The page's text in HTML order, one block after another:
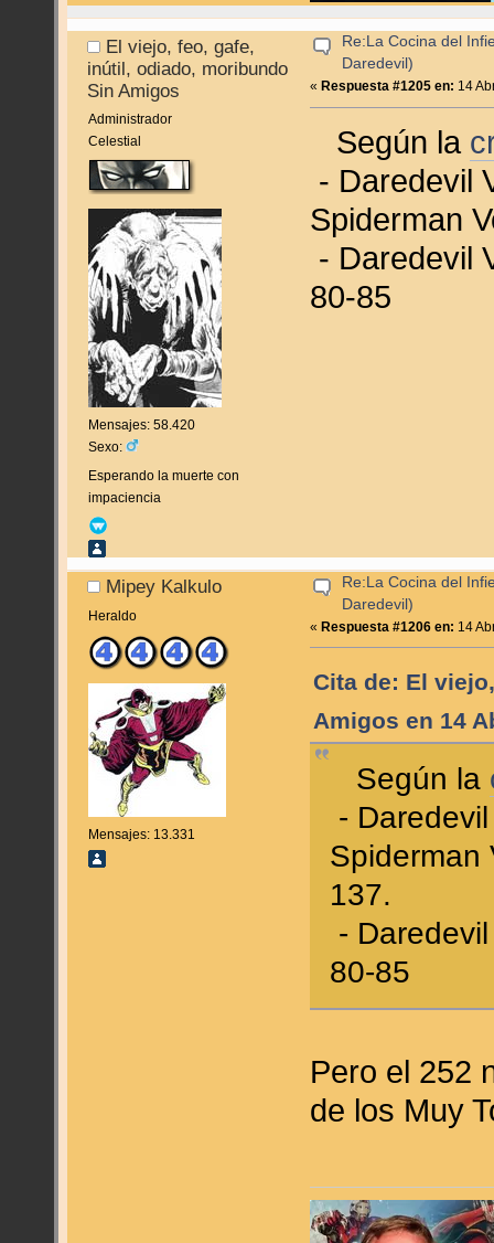
El viejo, feo, gafe,
inútil, odiado, moribundo
Sin Amigos
Administrador
Celestial
Mensajes: 58.420
Sexo:
Esperando la muerte con
impaciencia
Re:La Cocina del
Daredevil)
« Respuesta #1205 en: 14
Según la
- Daredevil
Spiderman
- Daredevil
80-85
Mipey Kalkulo
Heraldo
Mensajes: 13.331
Re:La Cocina del
Daredevil)
«Respuesta #1206 en: 14
Cita de: El
Amigos en 14
Según la
-
Spiderman
137.
-
80-85
Pero el 252
de los Muy